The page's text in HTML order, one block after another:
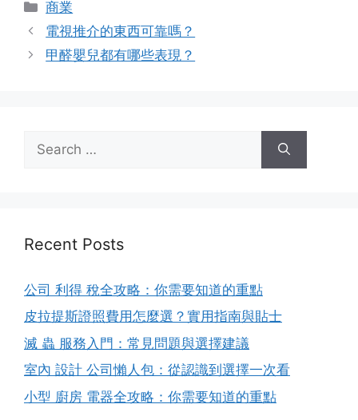
Categories
商業
電視推介的東西可靠嗎？
甲醛嬰兒都有哪些表現？
for:
Recent Posts
公司 利得 稅全攻略：你需要知道的重點
皮拉提斯證照費用怎麼選？實用指南與貼士
滅 蟲 服務入門：常見問題與選擇建議
室內 設計 公司懶人包：從認識到選擇一次看
小型 廚房 電器全攻略：你需要知道的重點